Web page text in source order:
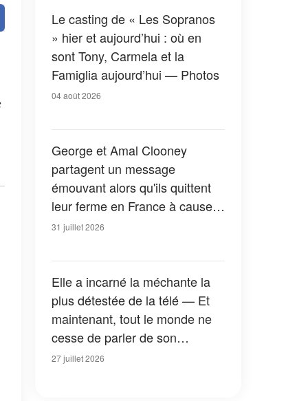
Le casting de « Les Sopranos
» hier et aujourd’hui : où en
sont Tony, Carmela et la
Famiglia aujourd’hui — Photos
04 août 2026
George et Amal Clooney
partagent un message
émouvant alors qu'ils quittent
leur ferme en France à cause
des feux de forêt — Tous les
31 juillet 2026
Elle a incarné la méchante la
plus détestée de la télé — Et
maintenant, tout le monde ne
cesse de parler de son
apparition dans la nouvelle
27 juillet 2026